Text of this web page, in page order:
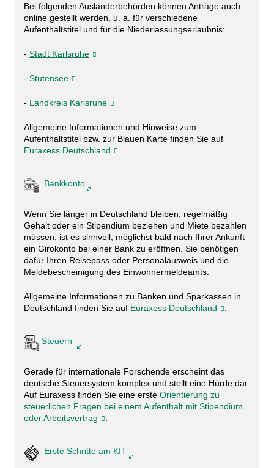
Bei folgenden Ausländerbehörden können Anträge auch
online gestellt werden, u. a. für verschiedene
Aufenthaltstitel und für die Niederlassungserlaubnis:
- Stadt Karlsruhe
- Stutensee
- Landkreis Karlsruhe
Allgemeine Informationen und Hinweise zum
Aufenthaltstitel bzw. zur Blauen Karte finden Sie auf
Euraxess Deutschland
.
Bankkonto
Wenn Sie länger in Deutschland bleiben, regelmäßig
Gehalt oder ein Stipendium beziehen und Miete bezahlen
müssen, ist es sinnvoll, möglichst bald nach Ihrer Ankunft
ein Girokonto bei einer Bank zu eröffnen. Sie benötigen
dafür Ihren Reisepass oder Personalausweis und die
Meldebescheinigung des Einwohnermeldeamts.
Allgemeine Informationen zu Banken und Sparkassen in
Deutschland finden Sie auf Euraxess Deutschland .
Steuern
Gerade für internationale Forschende erscheint das
deutsche Steuersystem komplex und stellt eine Hürde dar.
Auf Euraxess finden Sie eine erste Orientierung zu
steuerlichen Fragen bei einem Aufenthalt mit Stipendium
oder Arbeitsvertrag
.
Erste Schritte am KIT